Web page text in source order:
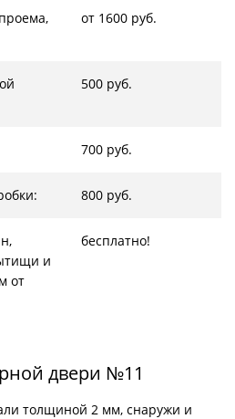
от 1600 руб.
500 руб.
700 руб.
800 руб.
и
от
бесплатно!
двери №11
толщиной 2 мм, снаружи и